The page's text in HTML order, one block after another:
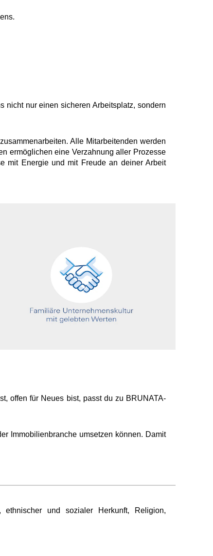
nicht nur einen sicheren Arbeitsplatz, sondern
Alle Mitarbeitenden werden
ermöglichen eine Verzahnung aller Prozesse
mit Energie und mit Freude an deiner Arbeit
offen für Neues bist, passt du zu BRUNATA-
Immobilienbranche umsetzen können. Damit
und sozialer Herkunft, Religion,